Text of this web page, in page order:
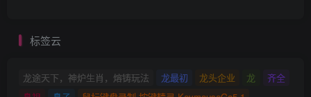
标签云
龙途天下，神炉生肖，熔铸玩法 龙最初 龙头企业 龙
齐全